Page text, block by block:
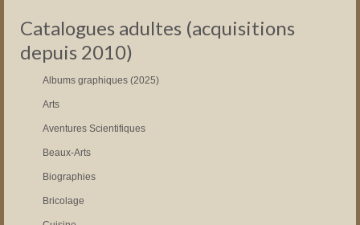
Catalogues adultes (acquisitions
depuis 2010)
Albums graphiques (2025)
Arts
Aventures Scientifiques
Beaux-Arts
Biographies
Bricolage